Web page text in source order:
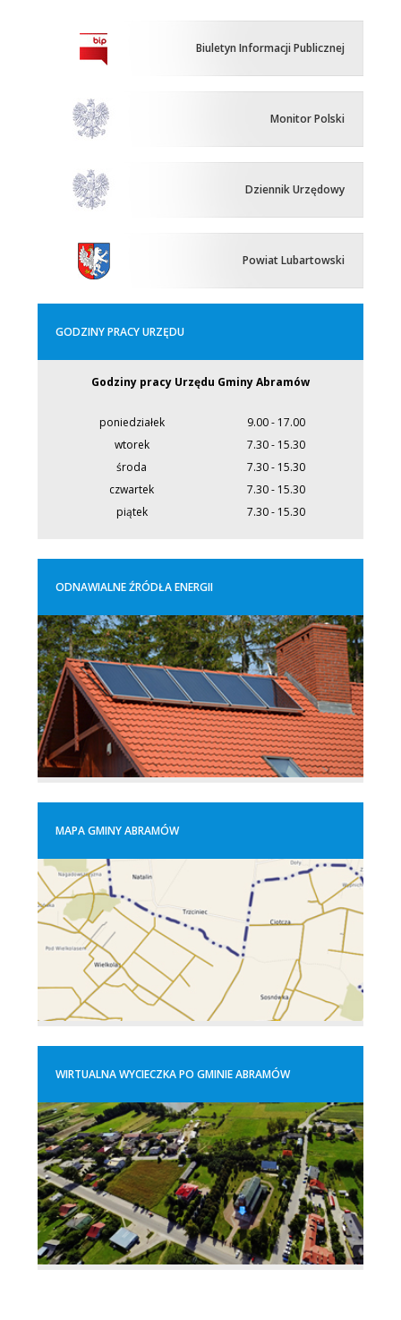
Biuletyn Informacji Publicznej
Monitor Polski
Dziennik Urzędowy
Powiat Lubartowski
GODZINY PRACY URZĘDU
Godziny pracy Urzędu Gminy Abramów
poniedziałek
9.00 - 17.00
wtorek
7.30 - 15.30
środa
7.30 - 15.30
czwartek
7.30 - 15.30
piątek
7.30 - 15.30
ODNAWIALNE ŹRÓDŁA ENERGII
MAPA GMINY ABRAMÓW
WIRTUALNA WYCIECZKA PO GMINIE ABRAMÓW